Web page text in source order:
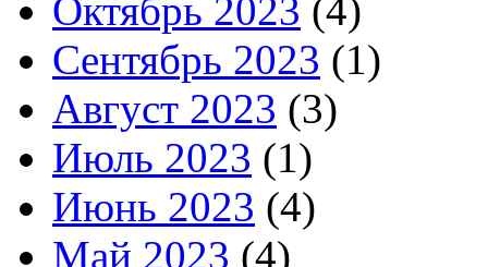
Октябрь 2023 (4)
Сентябрь 2023 (1)
Август 2023 (3)
Июль 2023 (1)
Июнь 2023 (4)
Май 2023 (4)